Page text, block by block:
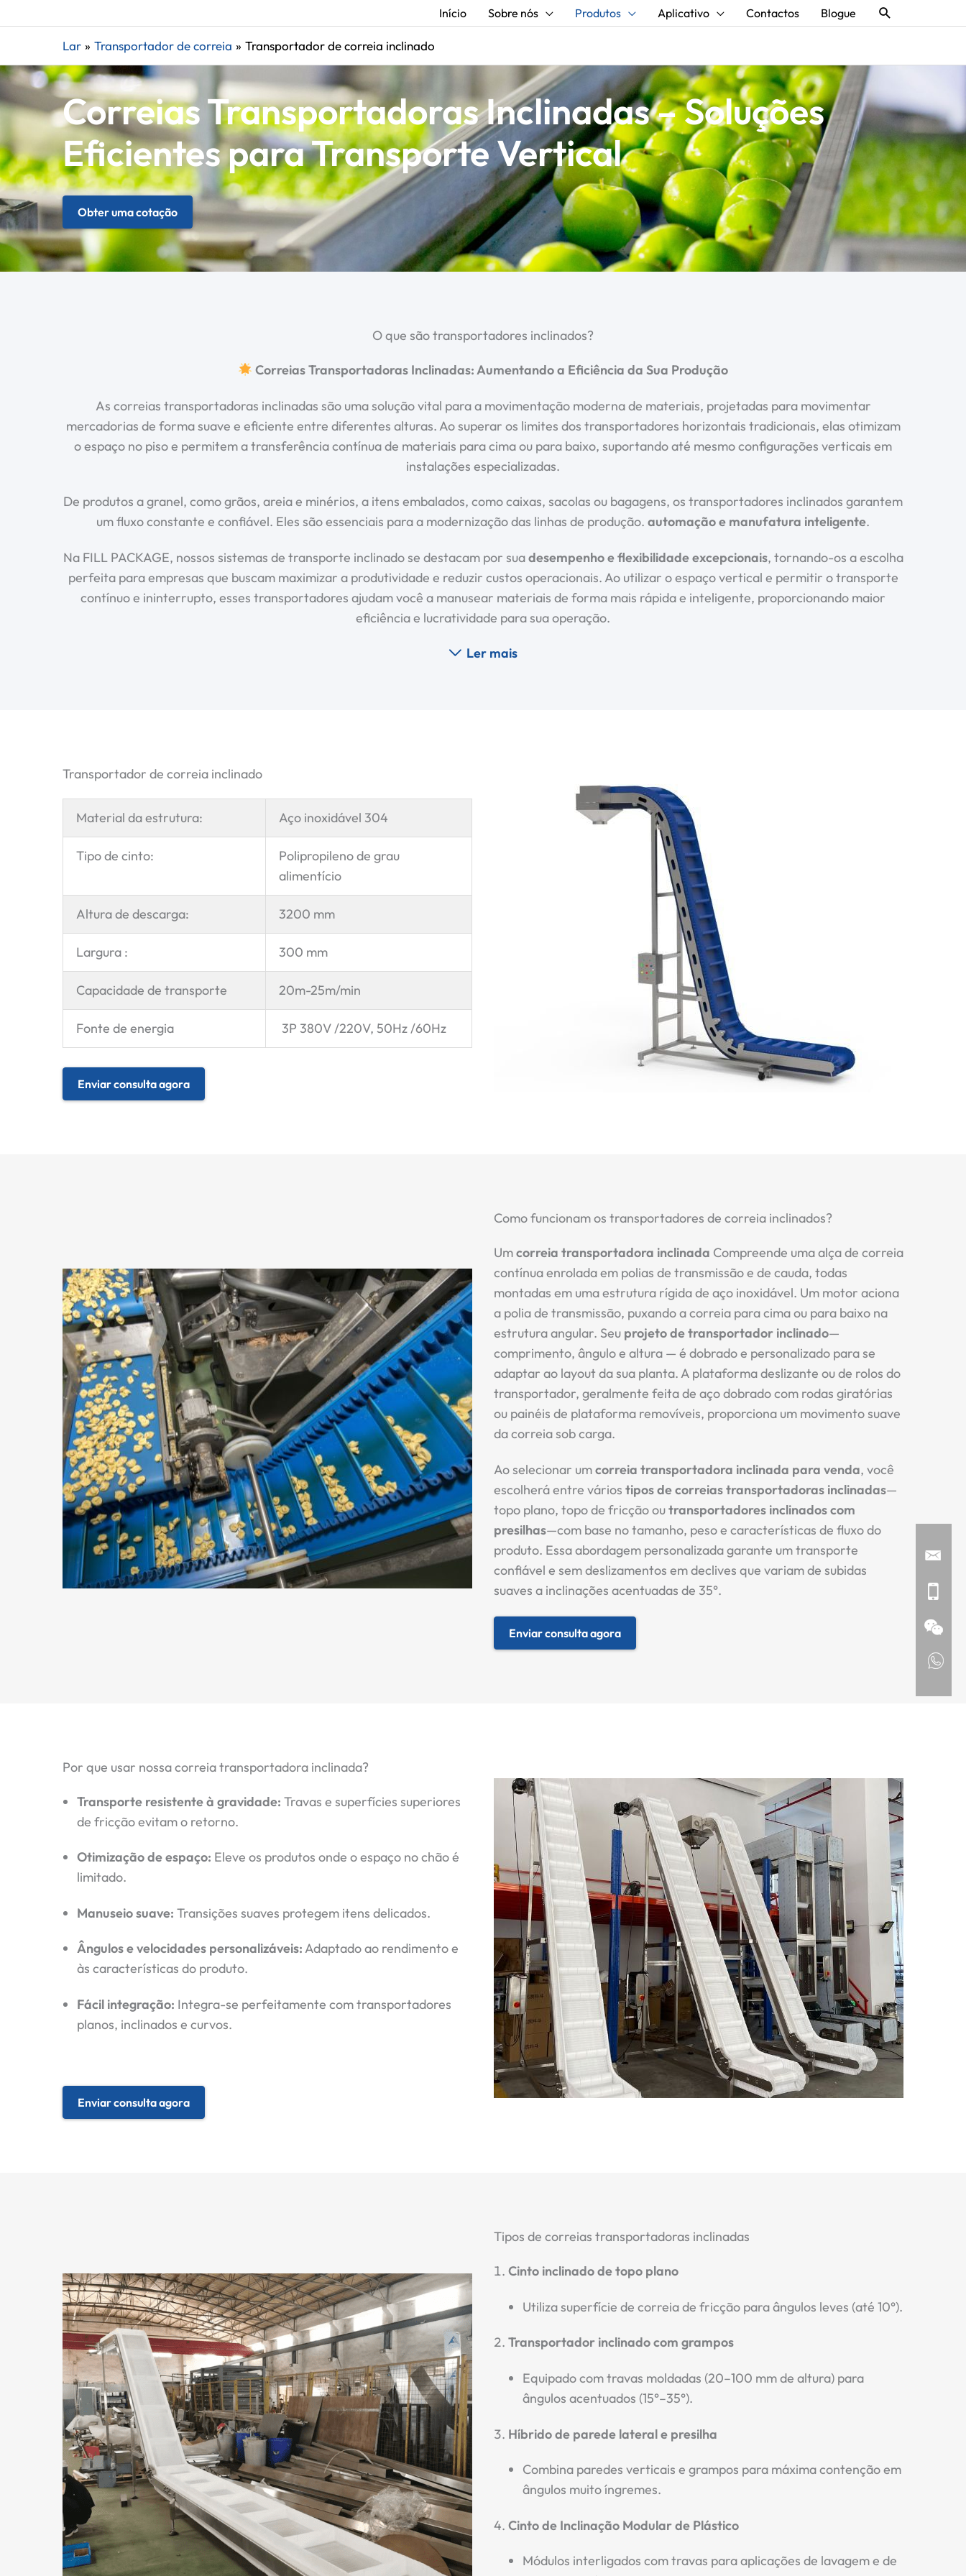
Início Sobre nós Produtos Aplicativo Contactos Blogue Procurar
Lar Transportador de correia Transportador de correia inclinado
Correias Transportadoras Inclinadas – Soluções
Eficientes para Transporte Vertical
Obter uma cotação
O que são transportadores inclinados?
Correias Transportadoras Inclinadas: Aumentando a Eficiência da Sua Produção
As correias transportadoras inclinadas são uma solução vital para a movimentação moderna de materiais, projetadas para movimentar
mercadorias de forma suave e eficiente entre diferentes alturas. Ao superar os limites dos transportadores horizontais tradicionais, elas otimizam
o espaço no piso e permitem a transferência contínua de materiais para cima ou para baixo, suportando até mesmo configurações verticais em
instalações especializadas.
De produtos a granel, como grãos, areia e minérios, a itens embalados, como caixas, sacolas ou bagagens, os transportadores inclinados garantem
um fluxo constante e confiável. Eles são essenciais para a modernização das linhas de produção. automação e manufatura inteligente.
Na FILL PACKAGE, nossos sistemas de transporte inclinado se destacam por suadesempenho e flexibilidade excepcionais, tornando-os a escolha
perfeita para empresas que buscam maximizar a produtividade e reduzir custos operacionais. Ao utilizar o espaço vertical e permitir o transporte
contínuo e ininterrupto, esses transportadores ajudam você a manusear materiais de forma mais rápida e inteligente, proporcionando maior
eficiência e lucratividade para sua operação.
Ler mais
Transportador de correia inclinado
Material da estrutura: Aço inoxidável 304
Tipo de cinto:
Polipropileno de grau
alimentício
Altura de descarga: 3200 mm
Largura : 300 mm
Capacidade de transporte 20m-25m/min
Fonte de energia 3P 380V /220V, 50Hz /60Hz
Enviar consulta agora
Como funcionam os transportadores de correia inclinados?
Umcorreia transportadora inclinada Compreende uma alça de correia
contínua enrolada em polias de transmissão e de cauda, todas
montadas em uma estrutura rígida de aço inoxidável. Um motor aciona
a polia de transmissão, puxando a correia para cima ou para baixo na
estrutura angular. Seu projeto de transportador inclinado—
comprimento, ângulo e altura — é dobrado e personalizado para se
adaptar ao layout da sua planta. A plataforma deslizante ou de rolos do
transportador, geralmente feita de aço dobrado com rodas giratórias
ou painéis de plataforma removíveis, proporciona um movimento suave
da correia sob carga.
Ao selecionar umcorreia transportadora inclinada para venda, você
escolherá entre vários tipos de correias transportadoras inclinadas—
topo plano, topo de fricção outransportadores inclinados com
presilhas—com base no tamanho, peso e características de fluxo do
produto. Essa abordagem personalizada garante um transporte
confiável e sem deslizamentos em declives que variam de subidas
suaves a inclinações acentuadas de 35°.
Enviar consulta agora
Por que usar nossa correia transportadora inclinada?
Transporte resistente à gravidade: Travas e superfícies superiores
de fricção evitam o retorno.
Otimização de espaço: Eleve os produtos onde o espaço no chão é
limitado.
Manuseio suave: Transições suaves protegem itens delicados.
Ângulos e velocidades personalizáveis:Adaptado ao rendimento e
às características do produto.
Fácil integração: Integra-se perfeitamente com transportadores
planos, inclinados e curvos.
Enviar consulta agora
Tipos de correias transportadoras inclinadas
Cinto inclinado de topo plano
Utiliza superfície de correia de fricção para ângulos leves (até 10°).
Transportador inclinado com grampos
Equipado com travas moldadas (20–100 mm de altura) para
ângulos acentuados (15°–35°).
Híbrido de parede lateral e presilha
Combina paredes verticais e grampos para máxima contenção em
ângulos muito íngremes.
Cinto de Inclinação Modular de Plástico
Módulos interligados com travas para aplicações de lavagem e de